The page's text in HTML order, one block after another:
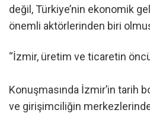
değil, Türkiye’nin ekonomik
önemli aktörlerinden biri
“İzmir, üretim ve ticaretin
Konuşmasında İzmir’in tarih
ve girişimciliğin